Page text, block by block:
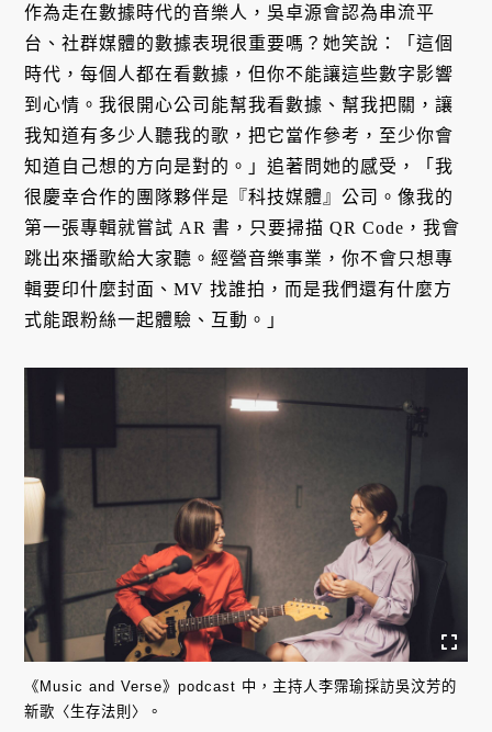
作為走在數據時代的音樂人，吳卓源會認為串流平
台、社群媒體的數據表現很重要嗎？她笑說：「這個
時代，每個人都在看數據，但你不能讓這些數字影響
到心情。我很開心公司能幫我看數據、幫我把關，讓
我知道有多少人聽我的歌，把它當作參考，至少你會
知道自己想的方向是對的。」追著問她的感受，「我
很慶幸合作的團隊夥伴是『科技媒體』公司。像我的
第一張專輯就嘗試 AR 書，只要掃描 QR Code，我會
跳出來播歌給大家聽。經營音樂事業，你不會只想專
輯要印什麼封面、MV 找誰拍，而是我們還有什麼方
式能跟粉絲一起體驗、互動。」
《Music and Verse》podcast 中，主持人李霈瑜採訪吳汶芳的
新歌〈生存法則〉。